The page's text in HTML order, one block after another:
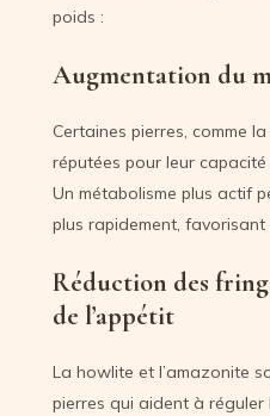
poids :
Augmentation du
Certaines pierres, comme
réputées pour leur
Un métabolisme plus actif
plus rapidement,
Réduction des
de l’appétit
La howlite et l’amazonite
pierres qui aident à réguler